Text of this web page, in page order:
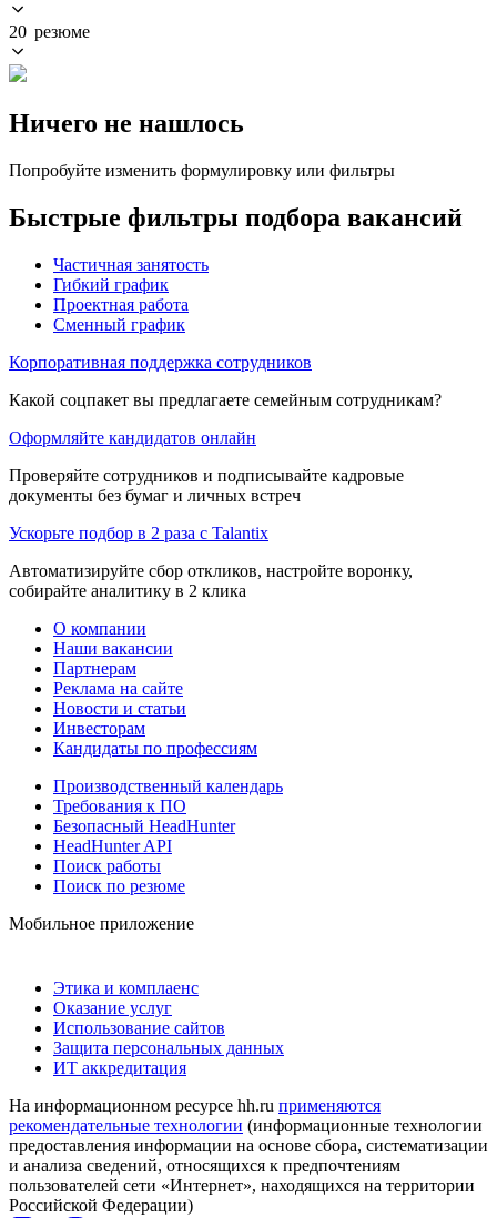
20 резюме
Ничего не нашлось
Попробуйте изменить формулировку или фильтры
Быстрые фильтры подбора вакансий
Частичная занятость
Гибкий график
Проектная работа
Сменный график
Корпоративная поддержка сотрудников
Какой соцпакет вы предлагаете семейным сотрудникам?
Оформляйте кандидатов онлайн
Проверяйте сотрудников и подписывайте кадровые
документы без бумаг и личных встреч
Ускорьте подбор в 2 раза с Talantix
Автоматизируйте сбор откликов, настройте воронку,
собирайте аналитику в 2 клика
О компании
Наши вакансии
Партнерам
Реклама на сайте
Новости и статьи
Инвесторам
Кандидаты по профессиям
Производственный календарь
Требования к ПО
Безопасный HeadHunter
HeadHunter API
Поиск работы
Поиск по резюме
Мобильное приложение
Этика и комплаенс
Оказание услуг
Использование сайтов
Защита персональных данных
ИТ аккредитация
На информационном ресурсе hh.ru применяются
рекомендательные технологии (информационные технологии
предоставления информации на основе сбора, систематизации
и анализа сведений, относящихся к предпочтениям
пользователей сети «Интернет», находящихся на территории
Российской Федерации)